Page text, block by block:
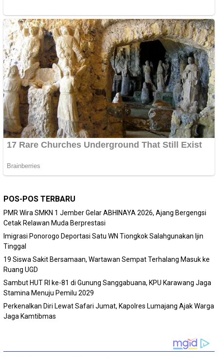
POS-POS TERBARU
PMR Wira SMKN 1 Jember Gelar ABHINAYA 2026, Ajang Bergengsi
Cetak Relawan Muda Berprestasi
Imigrasi Ponorogo Deportasi Satu WN Tiongkok Salahgunakan Ijin
Tinggal
19 Siswa Sakit Bersamaan, Wartawan Sempat Terhalang Masuk ke
Ruang UGD
Sambut HUT RI ke-81 di Gunung Sanggabuana, KPU Karawang Jaga
Stamina Menuju Pemilu 2029
Perkenalkan Diri Lewat Safari Jumat, Kapolres Lumajang Ajak Warga
Jaga Kamtibmas